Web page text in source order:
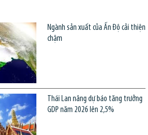
Ngành sản xuất của Ấn Độ cải thiện
chậm
Thái Lan nâng dự báo tăng trưởng
GDP năm 2026 lên 2,5%